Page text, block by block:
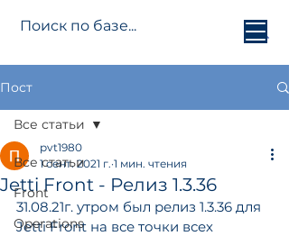
Jetti.info
Пост
Все статьи
Front
Operations
Все статьи
Jetti Front - Релиз 1.3.36
pvt1980
1 сент. 2021 г. 1 мин. чтения
31.08.21г. утром был релиз 1.3.36 для
Jetti Front на все точки всех